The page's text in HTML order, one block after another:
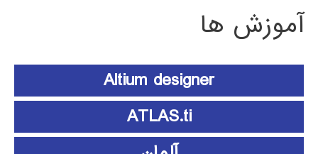
آموزش ها
Altium designer
ATLAS.ti